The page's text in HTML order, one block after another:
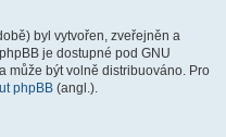
byl vytvořen, zveřejněn a
je dostupné pod GNU
může být volně distribuováno. Pro
phpBB (angl.).